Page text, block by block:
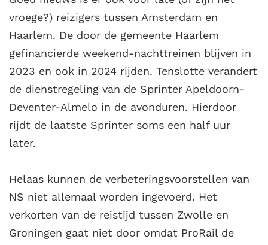
vroege?) reizigers tussen Amsterdam en
Haarlem. De door de gemeente Haarlem
gefinancierde weekend-nachttreinen blijven in
2023 en ook in 2024 rijden. Tenslotte verandert
de dienstregeling van de Sprinter Apeldoorn-
Deventer-Almelo in de avonduren. Hierdoor
rijdt de laatste Sprinter soms een half uur
later.
Helaas kunnen de verbeteringsvoorstellen van
NS niet allemaal worden ingevoerd. Het
verkorten van de reistijd tussen Zwolle en
Groningen gaat niet door omdat ProRail de